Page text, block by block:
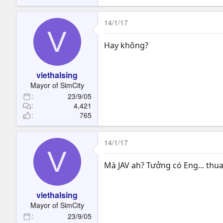
V
viethalsing
Mayor of SimCity
23/9/05
4,421
765
14/1/17
Hay không?
V
viethalsing
Mayor of SimCity
23/9/05
14/1/17
Mà JAV ah? Tưởng có Eng...